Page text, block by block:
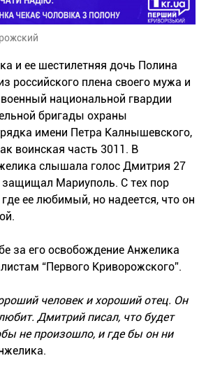
и ее шестилетняя дочь Полина
российского плена своего мужа и
национальной гвардии
бригады охраны
имени Петра Калнышевского,
воинская часть 3011. В
слышала голос Дмитрия 27
защищал Мариуполь. С тех пор
ее любимый, но надеется, что он
за его освобождение Анжелика
“Первого Криворожского”.
человек и хороший отец. Он
Дмитрий писал, что будет
не произошло, и где бы он ни